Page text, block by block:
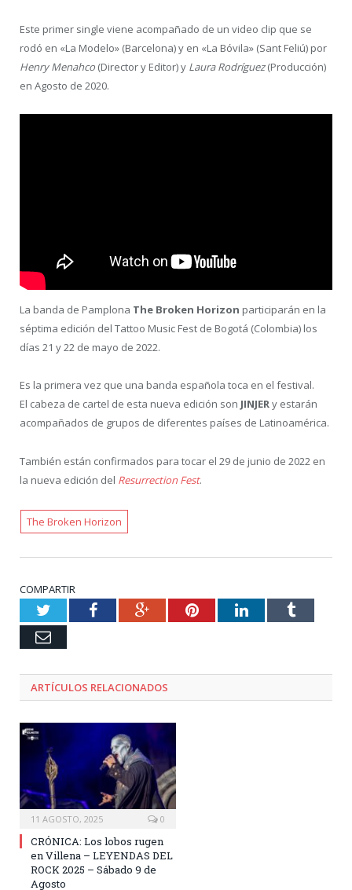
Este primer single viene acompañado de un video clip que se
rodó en «La Modelo» (Barcelona) y en «La Bóvila» (Sant Feliú) por
Henry Menahco (Director y Editor) y Laura Rodríguez(Producción)
en Agosto de 2020.
La banda de Pamplona The Broken Horizon participarán en la
séptima edición del Tattoo Music Fest de Bogotá (Colombia) los
días 21 y 22 de mayo de 2022.
Es la primera vez que una banda española toca en el festival.
El cabeza de cartel de esta nueva edición son JINJERy estarán
acompañados de grupos de diferentes países de Latinoamérica.
También están confirmados para tocar el 29 de junio de 2022 en
la nueva edición del Resurrection Fest.
The Broken Horizon
COMPARTIR
TwitterFacebookGoogle+PinterestLinkedInTumblr
Email
ARTÍCULOS RELACIONADOS
11 AGOSTO, 2025 0
CRÓNICA: Los lobos rugen
en Villena – LEYENDAS DEL
ROCK 2025 – Sábado 9 de
Agosto